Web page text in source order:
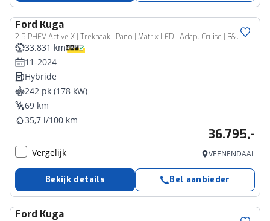
Ford Kuga
2.5 PHEV Active X | Trekhaak | Pano | Matrix LED | Adap. Cruise | B&O Audio
33.831 km
11-2024
Hybride
242 pk (178 kW)
69 km
35,7 l/100 km
36.795,-
Vergelijk VEENENDAAL
Bekijk details Bel aanbieder
Ford Kuga